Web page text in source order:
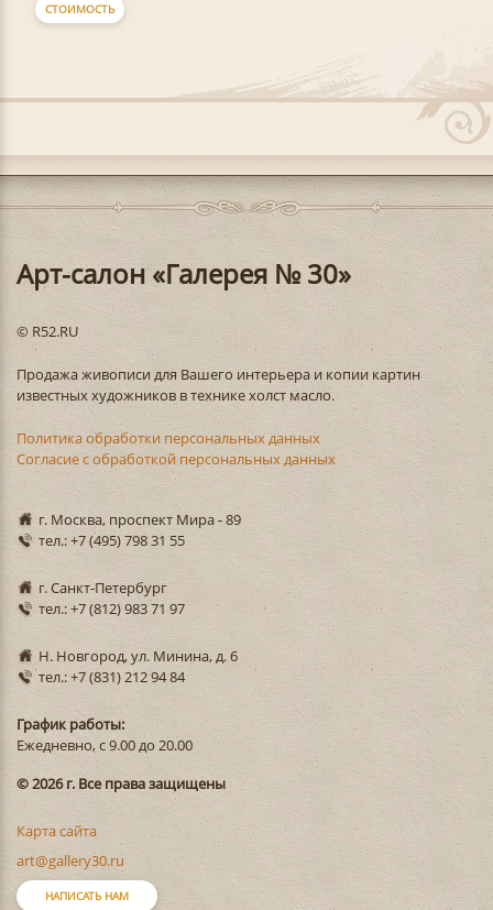
СТОИМОСТЬ
Арт-салон «Галерея № 30»
© R52.RU
Продажа живописи для Вашего интерьера и копии картин
известных художников в технике холст масло.
Политика обработки персональных данных
Согласие с обработкой персональных данных
г. Москва, проспект Мира - 89
тел.: +7 (495) 798 31 55
г. Санкт-Петербург
тел.: +7 (812) 983 71 97
Н. Новгород, ул. Минина, д. 6
тел.: +7 (831) 212 94 84
График работы:
Ежедневно, с 9.00 до 20.00
© 2026 г. Все права защищены
Карта сайта
art@gallery30.ru
НАПИСАТЬ НАМ